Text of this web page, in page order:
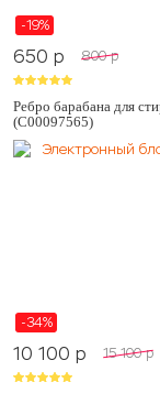
-19%
650 p 800 p
Ребро барабана для
(C00097565)
-34%
10 100 p 15 100 p